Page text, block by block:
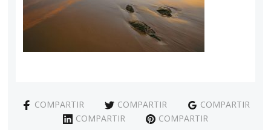
COMPARTIR COMPARTIR
COMPARTIR
COMPARTIR
COMPARTIR